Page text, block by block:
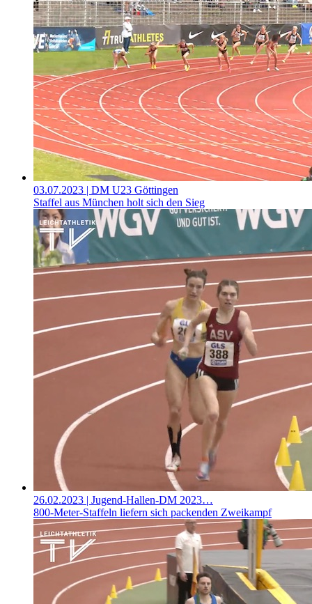
03.07.2023 | DM U23 Göttingen
Staffel aus München holt sich den Sieg
26.02.2023 | Jugend-Hallen-DM 2023…
800-Meter-Staffeln liefern sich packenden Zweikampf